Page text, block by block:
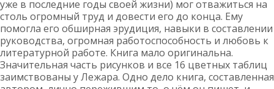
уже в последние годы своей жизни) мог отважиться на
столь огромный труд и довести его до конца. Ему
помогла его обширная эрудиция, навыки в составлении
руководства, огромная работоспособность и любовь к
литературной работе. Книга мало оригинальна.
Значительная часть рисунков и все 16 цветных таблиц
заимствованы у Лежара. Одно дело книга, составленная